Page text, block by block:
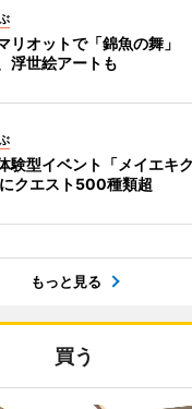
リオットで「錦魚の舞
浮世絵アートも
験型イベント「メイエキ
クエスト500種類超
もっと見る
買う